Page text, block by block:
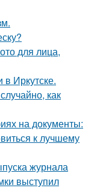
для лица,
Иркутске.
как
на документы:
к лучшему
журнала
выступил